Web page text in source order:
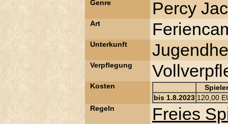
Genre Percy
Art
Unterkunft
Verpflegung
Kosten
Spieler
bis 1.8.2023 120,00
Regeln
Freies